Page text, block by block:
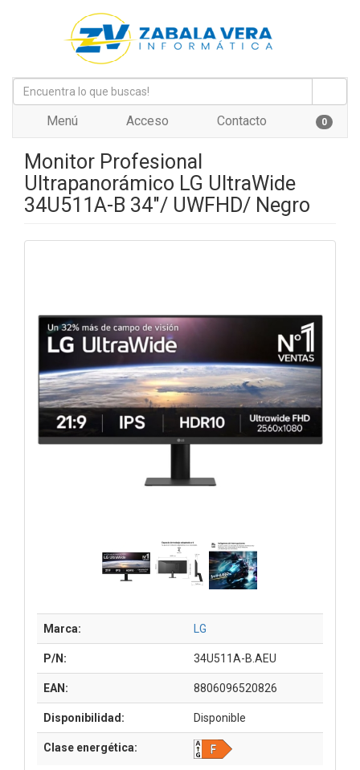
Menú Acceso Contacto 0
Monitor Profesional
Ultrapanorámico LG UltraWide
34U511A-B 34"/ UWFHD/ Negro
Marca: LG
P/N: 34U511A-B.AEU
EAN: 8806096520826
Disponibilidad: Disponible
Clase energética: